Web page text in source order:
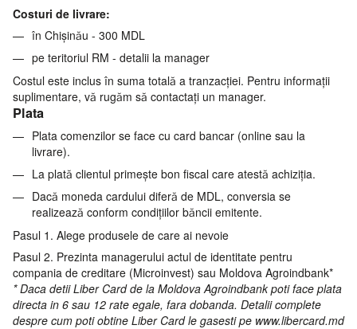
Costuri de livrare:
în Chișinău - 300 MDL
pe teritoriul RM - detalii la manager
Costul este inclus în suma totală a tranzacției. Pentru informații
suplimentare, vă rugăm să contactați un manager.
Plata
Plata comenzilor se face cu card bancar (online sau la
livrare).
La plată clientul primește bon fiscal care atestă achiziția.
Dacă moneda cardului diferă de MDL, conversia se
realizează conform condițiilor băncii emitente.
Pasul 1. Alege produsele de care ai nevoie
Pasul 2. Prezinta managerului actul de identitate pentru
compania de creditare (Microinvest) sau Moldova Agroindbank*
* Daca detii Liber Card de la Moldova Agroindbank poti face plata
directa in 6 sau 12 rate egale, fara dobanda. Detalii complete
despre cum poti obtine Liber Card le gasesti pe www.libercard.md